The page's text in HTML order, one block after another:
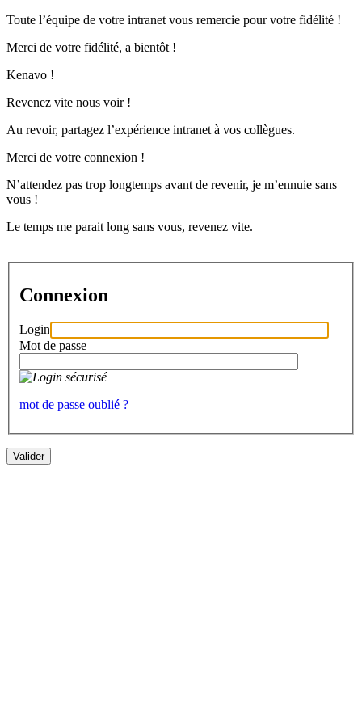
Toute l’équipe de votre intranet vous remercie pour votre fidélité !
Merci de votre fidélité, a bientôt !
Kenavo !
Revenez vite nous voir !
Au revoir, partagez l’expérience intranet à vos collègues.
Merci de votre connexion !
N’attendez pas trop longtemps avant de revenir, je m’ennuie sans
vous !
Le temps me parait long sans vous, revenez vite.
Connexion
Login
Mot de passe
mot de passe oublié ?